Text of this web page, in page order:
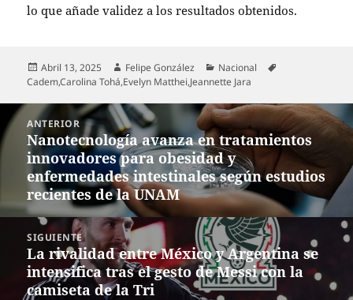
lo que añade validez a los resultados obtenidos.
Publicado
el
Abril 13, 2025 Autor
Felipe González Categorías
Nacional
Cadem,Carolina Tohá,Evelyn Matthei,Jeannette Jara
Navegación
de
entradas
ANTERIOR
Entrada
anterior:
Nanotecnología avanza en tratamientos
innovadores para obesidad y
enfermedades intestinales según estudios
recientes de la UNAM
SIGUIENTE
Entrada
siguiente:
La rivalidad entre México y Argentina se
intensifica tras el gesto de Messi con la
camiseta de la Tri